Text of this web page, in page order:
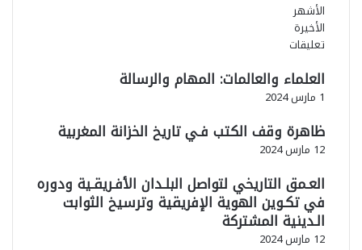
الأشهر
الأخيرة
تعليقات
العلماء والعالمات: المهام والرسالة
1 مارس 2024
ظاهرة وقف الكتب فـي تاريخ الخزانة المغربية
12 مارس 2024
العـمق التاريخي لتواصل البلـدان الأفـريقـية ودوره
في تكـوين الهوية الإفريقية وترسيخ الثوابت
الـدينية المشتركة
12 مارس 2024